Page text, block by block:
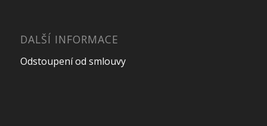
DALŠÍ INFORMACE
Odstoupení od smlouvy